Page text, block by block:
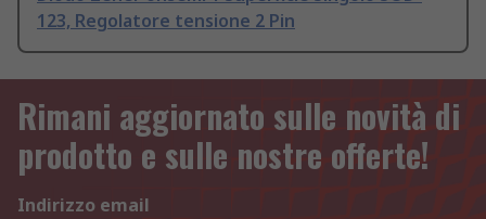
123, Regolatore tensione 2 Pin
Rimani aggiornato sulle novità di
prodotto e sulle nostre offerte!
Indirizzo email